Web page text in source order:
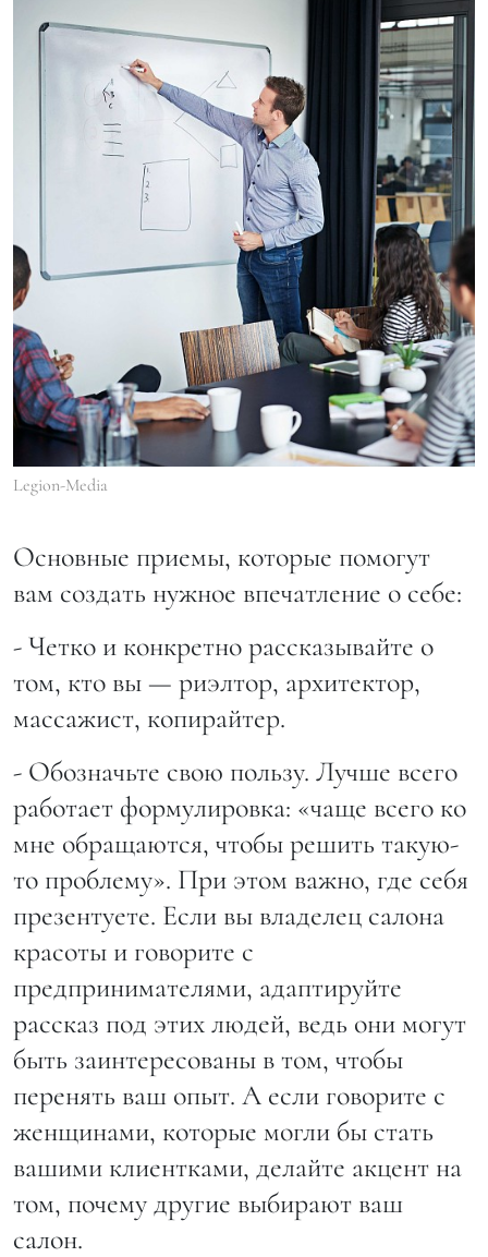
Legion-Media
Основные приемы, которые помогут
вам создать нужное впечатление о себе:
- Четко и конкретно рассказывайте о
том, кто вы — риэлтор, архитектор,
массажист, копирайтер.
- Обозначьте свою пользу. Лучше всего
работает формулировка: «чаще всего ко
мне обращаются, чтобы решить такую-
то проблему». При этом важно, где себя
презентуете. Если вы владелец салона
красоты и говорите с
предпринимателями, адаптируйте
рассказ под этих людей, ведь они могут
быть заинтересованы в том, чтобы
перенять ваш опыт. А если говорите с
женщинами, которые могли бы стать
вашими клиентками, делайте акцент на
том, почему другие выбирают ваш
салон.